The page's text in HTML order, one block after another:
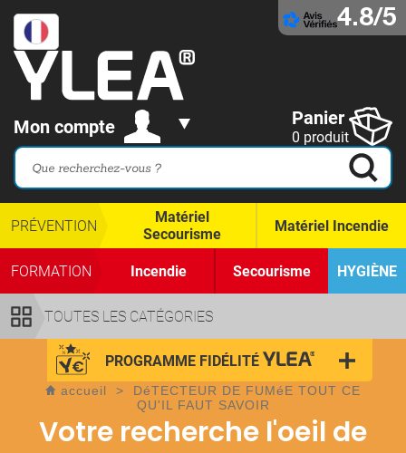
4.8/5
Mon compte Panier
0 produit
TOUTES LES CATÉGORIES
PRÉVENTION
Matériel
Secourisme
Matériel Incendie
FORMATION Incendie Secourisme HYGIÈNE
PROGRAMME FIDÉLITÉ
accueil > DéTECTEUR DE FUMéE TOUT CE
QU'IL FAUT SAVOIR
Votre recherche l'oeil de